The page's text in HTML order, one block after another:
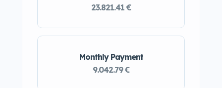
Monthly Payment
9.042.79 €
23.821.41 €